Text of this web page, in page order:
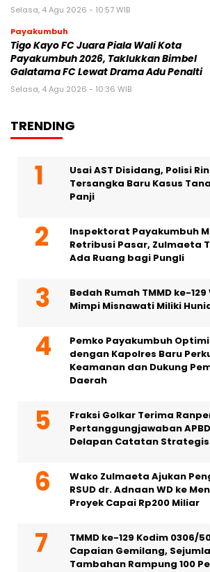
Selasa, 4 Agu 2026 - 10:57 WIB
Payakumbuh
Tigo Kayo FC Juara Piala Wali Kota
Payakumbuh 2026, Taklukkan Bimbel
Galatama FC Lewat Drama Adu Penalti
Selasa, 4 Agu 2026 - 10:36 WIB
TRENDING
Usai AST Disidang, Polisi
Tersangka Baru Kasus
Panji
Inspektorat Payakumbuh
Retribusi Pasar, Zulmaeta
Ada Ruang bagi Pungli
Bedah Rumah TMMD ke-
Mimpi Misnawati Miliki
Pemko Payakumbuh
dengan Kapolres Baru
Keamanan dan Dukung
Daerah
Fraksi Golkar Terima
Pertanggungjawaban
Delapan Catatan Strategis
Wako Zulmaeta Ajukan
RSUD dr. Adnaan WD ke
Proyek Capai Rp200 Miliar
TMMD ke-129 Kodim 0306/
Capaian Gemilang,
Tambahan Rampung 100